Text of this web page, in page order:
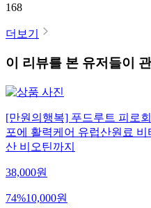
168
더보기
이 리뷰를 본 유저들이
[만원의행복] 푸드루트 피로
포에 활력케어 유럽산원료
산 비오틴까지
38,000원
74%10,000원